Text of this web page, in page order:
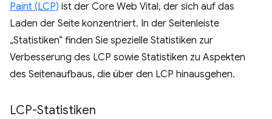
Paint (LCP) ist der Core Web Vital, der sich auf das
Laden der Seite konzentriert. In der Seitenleiste
„Statistiken“ finden Sie spezielle Statistiken zur
Verbesserung des LCP sowie Statistiken zu Aspekten
des Seitenaufbaus, die über den LCP hinausgehen.
LCP-Statistiken